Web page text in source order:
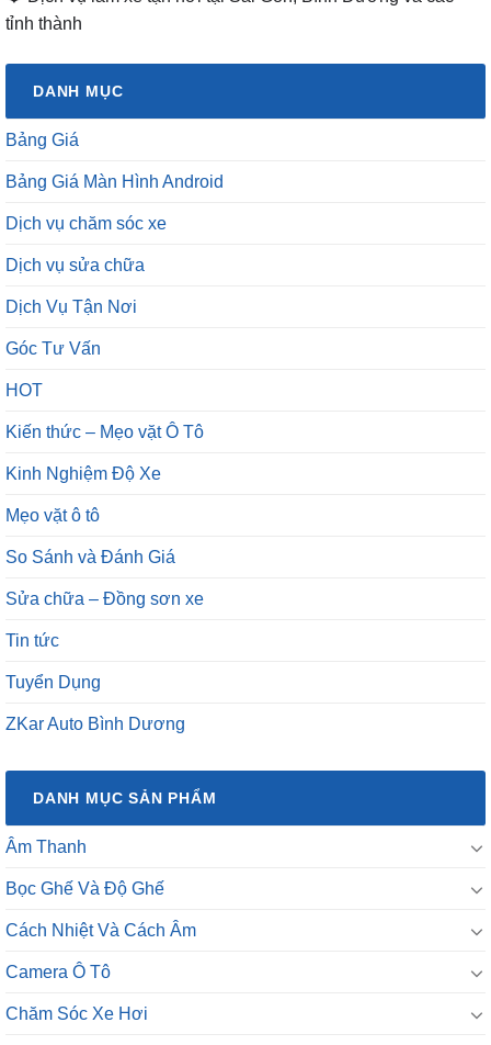
tỉnh thành
DANH MỤC
Bảng Giá
Bảng Giá Màn Hình Android
Dịch vụ chăm sóc xe
Dịch vụ sửa chữa
Dịch Vụ Tận Nơi
Góc Tư Vấn
HOT
Kiến thức – Mẹo vặt Ô Tô
Kinh Nghiệm Độ Xe
Mẹo vặt ô tô
So Sánh và Đánh Giá
Sửa chữa – Đồng sơn xe
Tin tức
Tuyển Dụng
ZKar Auto Bình Dương
DANH MỤC SẢN PHẨM
Âm Thanh
Bọc Ghế Và Độ Ghế
Cách Nhiệt Và Cách Âm
Camera Ô Tô
Chăm Sóc Xe Hơi